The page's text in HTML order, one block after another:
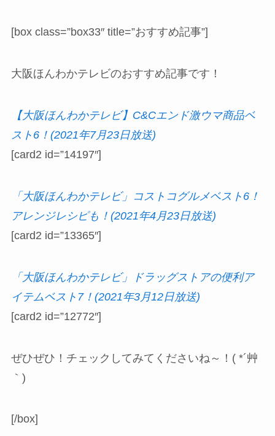
[box class=”box33″ title=”おすすめ記事”]
大阪ほんわかテレビのおすすめ記事です！
【大阪ほんわかテレビ】C&Cエンド激ウマ商品ベ
スト6！(2021年7月23日放送)
[card2 id=”14197″]
「大阪ほんわかテレビ」コストコグルメベスト6！
アレンジレシピも！(2021年4月23日放送)
[card2 id=”13365″]
「大阪ほんわかテレビ」ドラッグストアの便利ア
イテムベスト7！(2021年3月12日放送)
[card2 id=”12772″]
ぜひぜひ！チェックしてみてくださいね～！( *´艸
｀)
[/box]